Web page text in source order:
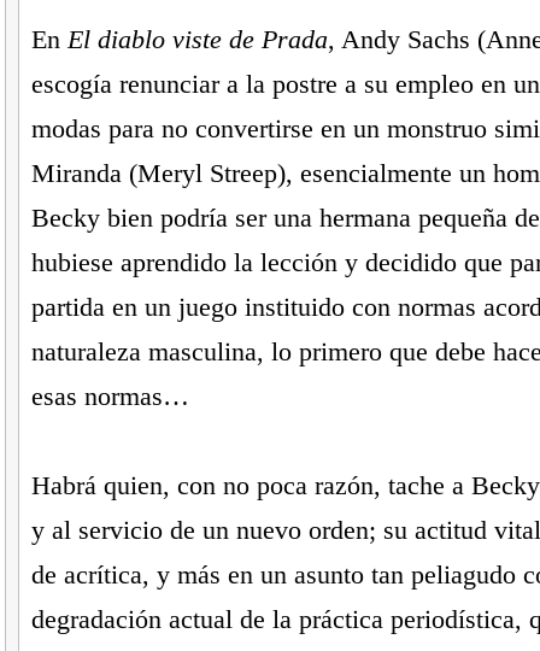
EnEl diablo viste de Prada, Andy Sachs
escogía renunciar a la postre a su empleo en
modas para no convertirse en un monstruo
Miranda (Meryl Streep), esencialmente un
Becky bien podría ser una hermana pequeña
hubiese aprendido la lección y decidido que
partida en un juego instituido con normas
naturaleza masculina, lo primero que debe
esas normas…
Habrá quien, con no poca razón, tache a
y al servicio de un nuevo orden; su actitud
de acrítica, y más en un asunto tan peliagudo
degradación actual de la práctica periodística,